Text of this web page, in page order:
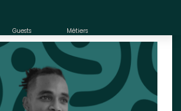
Guests Métiers